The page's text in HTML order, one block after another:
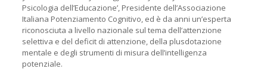
Psicologia dell’Educazione’, Presidente dell’Associazione
Italiana Potenziamento Cognitivo, ed è da anni un’esperta
riconosciuta a livello nazionale sul tema dell’attenzione
selettiva e del deficit di attenzione, della plusdotazione
mentale e degli strumenti di misura dell’intelligenza
potenziale.